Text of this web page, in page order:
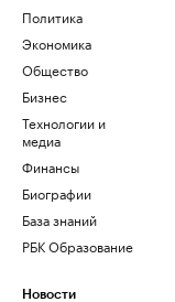
Политика
Экономика
Общество
Бизнес
Технологии и
медиа
Финансы
Биографии
База знаний
РБК Образование
Новости